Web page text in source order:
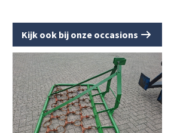
Kijk ook bij onze occasions